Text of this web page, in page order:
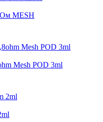
MESH
Mesh POD 3ml